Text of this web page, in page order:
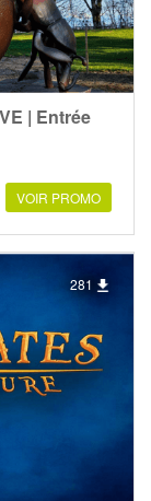
| Entrée
VOIR PROMO
281